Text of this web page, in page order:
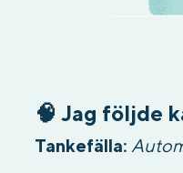
🧠 Jag följde
Tankefälla: